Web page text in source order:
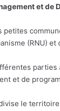
et de
petites
(RNU)
et de
le